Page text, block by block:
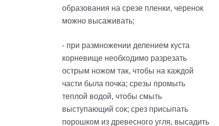
образования на срезе пленки, черенок
можно высаживать;
- при размножении делением куста
корневище необходимо разрезать
острым ножом так, чтобы на каждой
части была почка; срезы промыть
теплой водой, чтобы смыть
выступающий сок; срез присыпать
порошком из древесного угля, высадить